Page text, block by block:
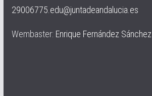
29006775.edu@juntadeandalucia.es
Wembaster: Enrique Fernández Sánchez